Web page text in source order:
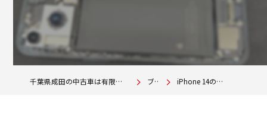
千葉県成田の中古車は有限会社石毛石油 成田大清水SS ブログ iPhone 14のバッテリー交換